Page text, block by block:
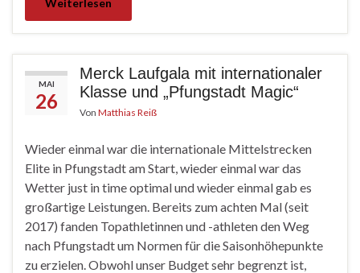
Weiterlesen
MAI
26
Merck Laufgala mit internationaler
Klasse und „Pfungstadt Magic“
Von Matthias Reiß
Wieder einmal war die internationale Mittelstrecken
Elite in Pfungstadt am Start, wieder einmal war das
Wetter just in time optimal und wieder einmal gab es
großartige Leistungen. Bereits zum achten Mal (seit
2017) fanden Topathletinnen und -athleten den Weg
nach Pfungstadt um Normen für die Saisonhöhepunkte
zu erzielen. Obwohl unser Budget sehr begrenzt ist,